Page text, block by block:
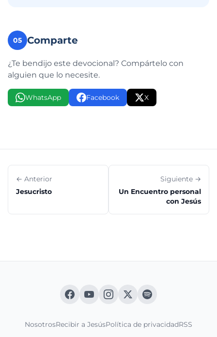
05 Comparte
¿Te bendijo este devocional? Compártelo con
alguien que lo necesite.
WhatsApp Facebook X
← Anterior
Jesucristo
Siguiente →
Un Encuentro personal
con Jesús
NosotrosRecibir a JesúsPolítica de privacidadRSS